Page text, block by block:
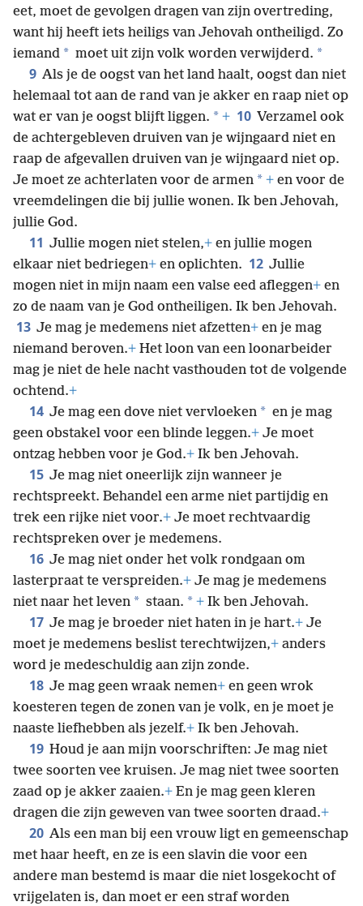
eet, moet de gevolgen dragen van zijn overtreding,
want hij heeft iets heiligs van Jehovah ontheiligd. Zo
iemand * moet uit zijn volk worden verwijderd. *
9 Als je de oogst van het land haalt, oogst dan niet
helemaal tot aan de rand van je akker en raap niet op
wat er van je oogst blijft liggen. * + 10 Verzamel ook
de achtergebleven druiven van je wijngaard niet en
raap de afgevallen druiven van je wijngaard niet op.
Je moet ze achterlaten voor de armen * + en voor de
vreemdelingen die bij jullie wonen. Ik ben Jehovah,
jullie God.
11 Jullie mogen niet stelen,+ en jullie mogen
elkaar niet bedriegen+ en oplichten. 12 Jullie
mogen niet in mijn naam een valse eed afleggen+ en
zo de naam van je God ontheiligen. Ik ben Jehovah.
13 Je mag je medemens niet afzetten+ en je mag
niemand beroven.+ Het loon van een loonarbeider
mag je niet de hele nacht vasthouden tot de volgende
ochtend.+
14 Je mag een dove niet vervloeken * en je mag
geen obstakel voor een blinde leggen.+ Je moet
ontzag hebben voor je God.+ Ik ben Jehovah.
15 Je mag niet oneerlijk zijn wanneer je
rechtspreekt. Behandel een arme niet partijdig en
trek een rijke niet voor.+ Je moet rechtvaardig
rechtspreken over je medemens.
16 Je mag niet onder het volk rondgaan om
lasterpraat te verspreiden.+ Je mag je medemens
niet naar het leven * staan. * + Ik ben Jehovah.
17 Je mag je broeder niet haten in je hart.+ Je
moet je medemens beslist terechtwijzen,+ anders
word je medeschuldig aan zijn zonde.
18 Je mag geen wraak nemen+ en geen wrok
koesteren tegen de zonen van je volk, en je moet je
naaste liefhebben als jezelf.+ Ik ben Jehovah.
19 Houd je aan mijn voorschriften: Je mag niet
twee soorten vee kruisen. Je mag niet twee soorten
zaad op je akker zaaien.+ En je mag geen kleren
dragen die zijn geweven van twee soorten draad.+
20 Als een man bij een vrouw ligt en gemeenschap
met haar heeft, en ze is een slavin die voor een
andere man bestemd is maar die niet losgekocht of
vrijgelaten is, dan moet er een straf worden